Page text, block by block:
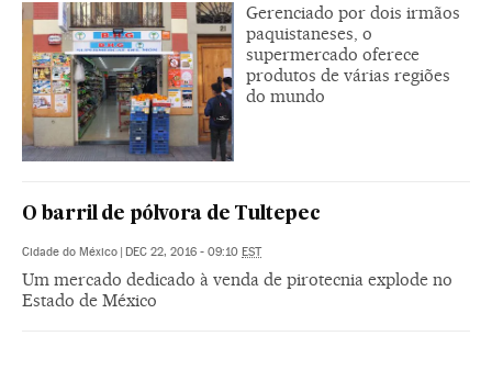
Gerenciado por dois irmãos
paquistaneses, o
supermercado oferece
produtos de várias regiões
do mundo
O barril de pólvora de Tultepec
Cidade do México | DEC 22, 2016 - 09:10 EST
Um mercado dedicado à venda de pirotecnia explode no
Estado de México